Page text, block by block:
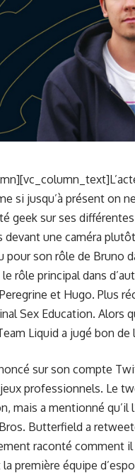
si jusqu’à présent on
geek sur ses
devant une caméra
pour son rôle de Bruno
rôle principal dans
et Hugo. Plus
Sex Education. Alors
Liquid a jugé bon
sur son compte
professionnels. Le
mais a mentionné qu’il
Butterfield a
raconté comment
première équipe